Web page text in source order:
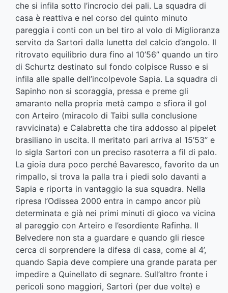
che si infila sotto l’incrocio dei pali. La squadra di
casa è reattiva e nel corso del quinto minuto
pareggia i conti con un bel tiro al volo di Miglioranza
servito da Sartori dalla lunetta del calcio d’angolo. Il
ritrovato equilibrio dura fino al 10’56’’ quando un tiro
di Schurtz destinato sul fondo colpisce Russo e si
infila alle spalle dell’incolpevole Sapia. La squadra di
Sapinho non si scoraggia, pressa e preme gli
amaranto nella propria metà campo e sfiora il gol
con Arteiro (miracolo di Taibi sulla conclusione
ravvicinata) e Calabretta che tira addosso al pipelet
brasiliano in uscita. Il meritato pari arriva al 15’53’’ e
lo sigla Sartori con un preciso rasoterra a fil di palo.
La gioia dura poco perché Bavaresco, favorito da un
rimpallo, si trova la palla tra i piedi solo davanti a
Sapia e riporta in vantaggio la sua squadra. Nella
ripresa l’Odissea 2000 entra in campo ancor più
determinata e già nei primi minuti di gioco va vicina
al pareggio con Arteiro e l’esordiente Rafinha. Il
Belvedere non sta a guardare e quando gli riesce
cerca di sorprendere la difesa di casa, come al 4’,
quando Sapia deve compiere una grande parata per
impedire a Quinellato di segnare. Sull’altro fronte i
pericoli sono maggiori, Sartori (per due volte) e